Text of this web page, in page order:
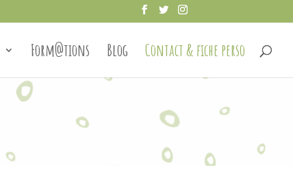
Form@tions Blog Contact & fiche perso